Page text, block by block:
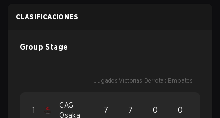
CLASIFICACIONES
Group Stage
Jugados Victorias Derrotas Empates
1
CAG
Osaka
7 7 0 0